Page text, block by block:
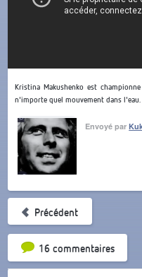
Kristina Makushenko est
n'importe quel mouvement dans l'eau.
Envoyé par
Précédent
16 commentaires
Tri par